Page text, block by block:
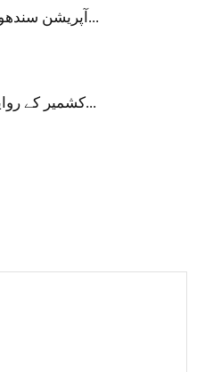
آپریشن سندھور: دنیا کے لی...
کشمیر کے روایتی تہوار اور...